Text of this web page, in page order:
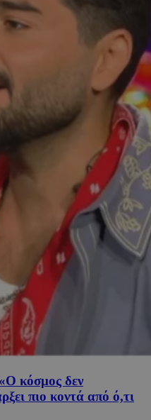
κόσμος δεν
πιο κοντά από ό,τι